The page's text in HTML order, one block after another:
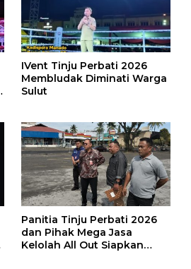
IVent Tinju Perbati 2026
Membludak Diminati Warga
Sulut
Panitia Tinju Perbati 2026
dan Pihak Mega Jasa
Kelolah All Out Siapkan